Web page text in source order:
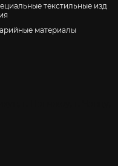
текстильные изд
материалы